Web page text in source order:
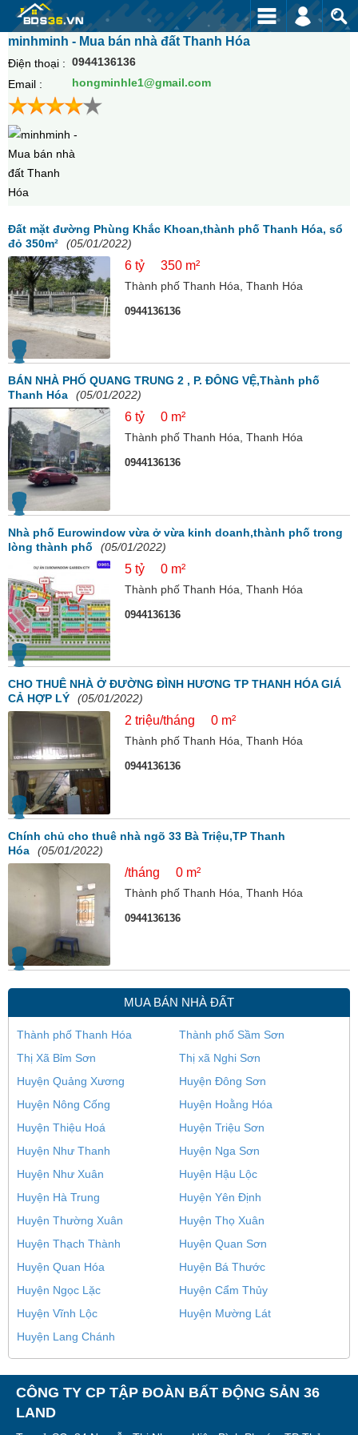
minhminh - Mua bán nhà đất Thanh Hóa
Điện thoại : 0944136136
Email :
hongminhle1@gmail.com
Đất mặt đường Phùng Khắc Khoan,thành phố Thanh Hóa, sổ
đỏ 350m²
(05/01/2022)
6 tỷ 350 m²
Thành phố Thanh Hóa, Thanh Hóa
0944136136
BÁN NHÀ PHỐ QUANG TRUNG 2 , P. ĐÔNG VỆ,Thành phố
Thanh Hóa
(05/01/2022)
6 tỷ 0 m²
Thành phố Thanh Hóa, Thanh Hóa
0944136136
Nhà phố Eurowindow vừa ở vừa kinh doanh,thành phố trong
lòng thành phố
(05/01/2022)
5 tỷ 0 m²
Thành phố Thanh Hóa, Thanh Hóa
0944136136
CHO THUÊ NHÀ Ở ĐƯỜNG ĐÌNH HƯƠNG TP THANH HÓA GIÁ
CẢ HỢP LÝ
(05/01/2022)
2 triệu/tháng 0 m²
Thành phố Thanh Hóa, Thanh Hóa
0944136136
Chính chủ cho thuê nhà ngõ 33 Bà Triệu,TP Thanh
Hóa
(05/01/2022)
/tháng 0 m²
Thành phố Thanh Hóa, Thanh Hóa
0944136136
MUA BÁN NHÀ ĐẤT
Thành phố Thanh Hóa
Thành phố Sầm Sơn
Thị Xã Bỉm Sơn
Thị xã Nghi Sơn
Huyện Quảng Xương
Huyện Đông Sơn
Huyện Nông Cống
Huyện Hoằng Hóa
Huyện Thiệu Hoá
Huyện Triệu Sơn
Huyện Như Thanh
Huyện Nga Sơn
Huyện Như Xuân
Huyện Hậu Lộc
Huyện Hà Trung
Huyện Yên Định
Huyện Thường Xuân
Huyện Thọ Xuân
Huyện Thạch Thành
Huyện Quan Sơn
Huyện Quan Hóa
Huyện Bá Thước
Huyện Ngọc Lặc
Huyện Cẩm Thủy
Huyện Vĩnh Lộc
Huyện Mường Lát
Huyện Lang Chánh
CÔNG TY CP TẬP ĐOÀN BẤT ĐỘNG SẢN 36
LAND